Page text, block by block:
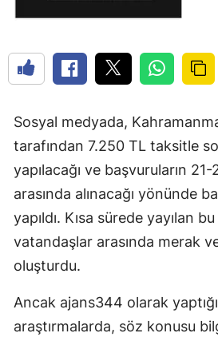
Sosyal medyada,
tarafından 7.250 TL taksitle
yapılacağı ve başvuruların
arasında alınacağı yönünde
yapıldı. Kısa sürede yayılan
vatandaşlar arasında merak
oluşturdu.
Ancak ajans344 olarak
araştırmalarda, söz konusu